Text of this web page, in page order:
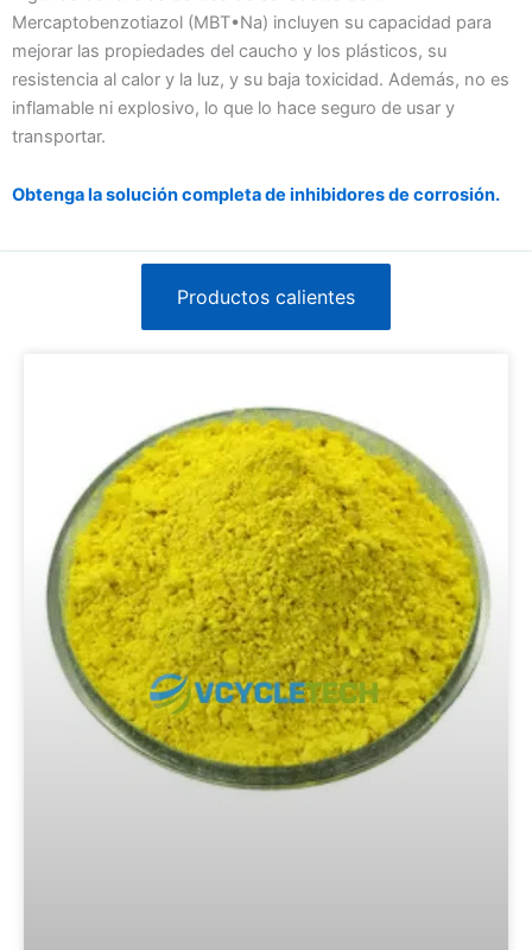
Mercaptobenzotiazol (MBT•Na) incluyen su capacidad para
mejorar las propiedades del caucho y los plásticos, su
resistencia al calor y la luz, y su baja toxicidad. Además, no es
inflamable ni explosivo, lo que lo hace seguro de usar y
transportar.
Obtenga la solución completa de inhibidores de corrosión.
Productos calientes